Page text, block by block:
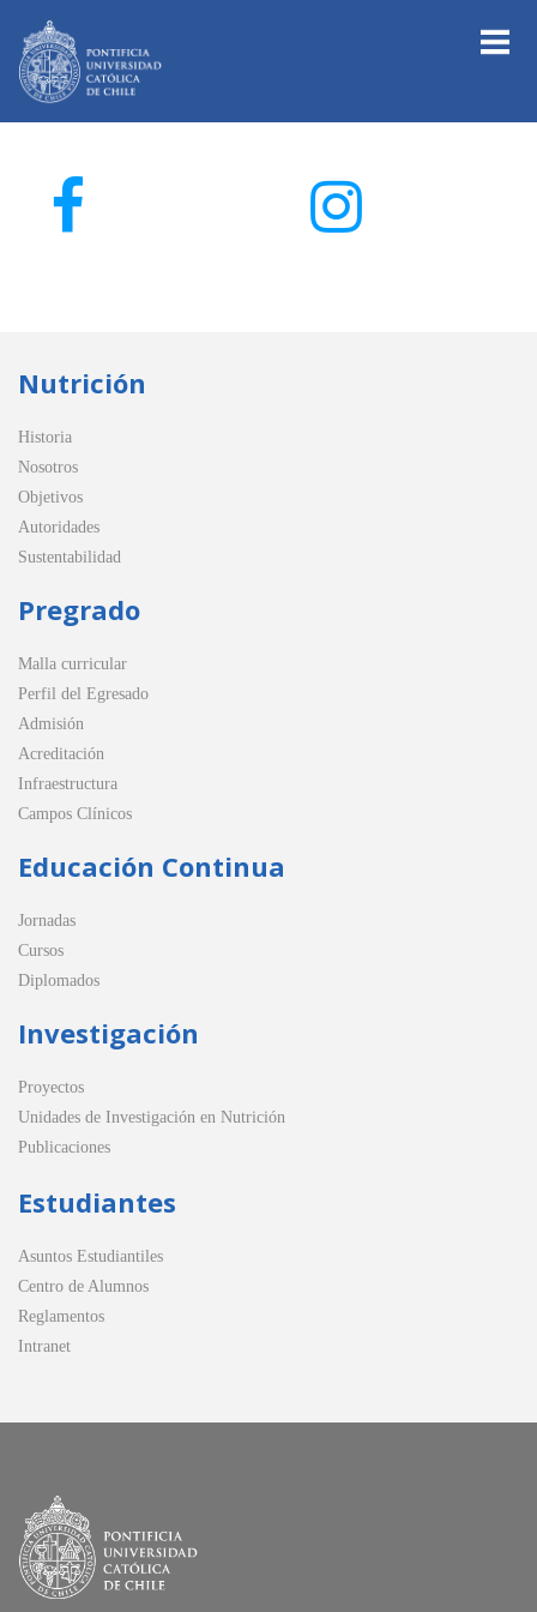
Nutrición
Historia
Nosotros
Objetivos
Autoridades
Sustentabilidad
Pregrado
Malla curricular
Perfil del Egresado
Admisión
Acreditación
Infraestructura
Campos Clínicos
Educación Continua
Jornadas
Cursos
Diplomados
Investigación
Proyectos
Unidades de Investigación en Nutrición
Publicaciones
Estudiantes
Asuntos Estudiantiles
Centro de Alumnos
Reglamentos
Intranet